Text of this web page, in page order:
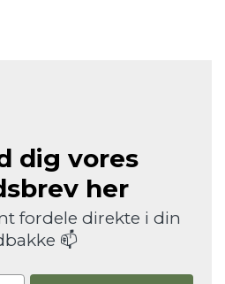
dig vores
her
fordele direkte i din
📫